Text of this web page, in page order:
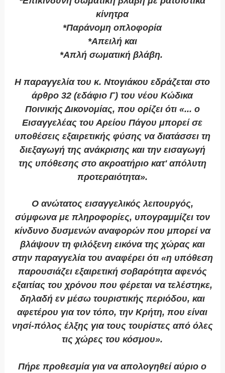
κίνητρα
*Παράνομη οπλοφορία
*Απειλή και
*Απλή σωματική βλάβη.
Η παραγγελία του κ. Ντογιάκου εδράζεται στο
άρθρο 32 (εδάφιο Γ) του νέου Κώδικα
Ποινικής Δικονομίας, που ορίζει ότι «... ο
Εισαγγελέας του Αρείου Πάγου μπορεί σε
υποθέσεις εξαιρετικής φύσης να διατάσσει τη
διεξαγωγή της ανάκρισης και την εισαγωγή
της υπόθεσης στο ακροατήριο κατ' απόλυτη
προτεραιότητα».
Ο ανώτατος εισαγγελικός λειτουργός,
σύμφωνα με πληροφορίες, υπογραμμίζει τον
κίνδυνο δυσμενών αναφορών που μπορεί να
βλάψουν τη φιλόξενη εικόνα της χώρας και
στην παραγγελία του αναφέρει ότι «η υπόθεση
παρουσιάζει εξαιρετική σοβαρότητα αφενός
εξαιτίας του χρόνου που φέρεται να τελέστηκε,
δηλαδή εν μέσω τουριστικής περιόδου, και
αφετέρου για τον τόπο, την Κρήτη, που είναι
νησί-πόλος έλξης για τους τουρίστες από όλες
τις χώρες του κόσμου».
Πήρε προθεσμία για να απολογηθεί αύριο ο